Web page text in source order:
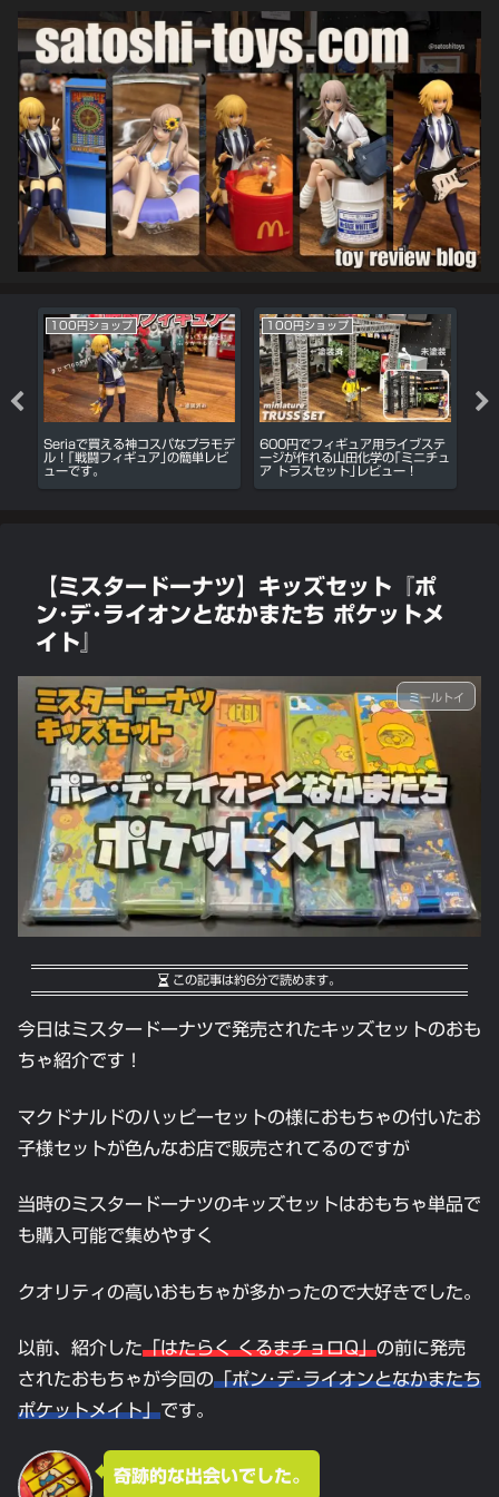
100円ショップ
Seriaで買える神コスパなプラモデ
ル！｢戦闘フィギュア｣の簡単レビ
ューです。
100円ショップ
600円でフィギュア用ライブステ
ージが作れる山田化学の｢ミニチュ
ア トラスセット｣レビュー！
【ミスタードーナツ】キッズセット『ポ
ン･デ･ライオンとなかまたち ポケットメ
イト』
ミールトイ
この記事は約6分で読めます。
今日はミスタードーナツで発売されたキッズセットのおも
ちゃ紹介です！
マクドナルドのハッピーセットの様におもちゃの付いたお
子様セットが色んなお店で販売されてるのですが
当時のミスタードーナツのキッズセットはおもちゃ単品で
も購入可能で集めやすく
クオリティの高いおもちゃが多かったので大好きでした。
以前、紹介した「はたらく くるまチョロQ」の前に発売
されたおもちゃが今回の「ポン･デ･ライオンとなかまたち
ポケットメイト」です。
奇跡的な出会いでした。